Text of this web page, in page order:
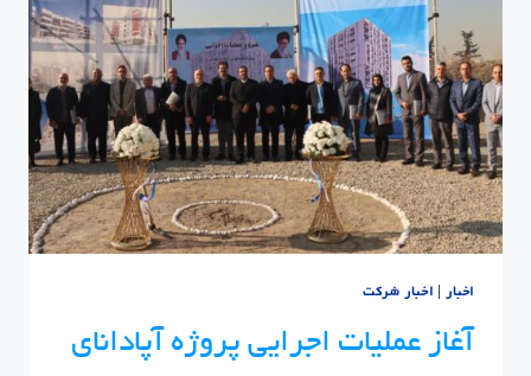
ساختمان
تهران
شرکت
سرمایه‌گذاری
مسکن
نوین
پایدار
اخبار اخبار شرکت
آغاز عملیات اجرایی پروژه آپادانای